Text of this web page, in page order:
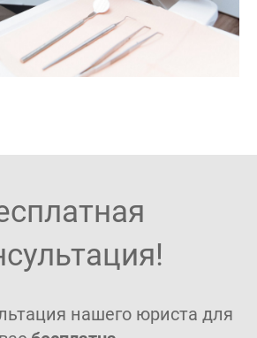
нашего юриста для